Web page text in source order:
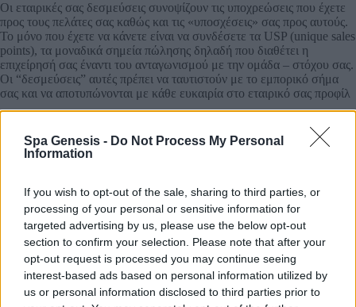
Spa Genesis - Do Not Process My Personal
Information
If you wish to opt-out of the sale, sharing to third parties, or
processing of your personal or sensitive information for
targeted advertising by us, please use the below opt-out
section to confirm your selection. Please note that after your
opt-out request is processed you may continue seeing
interest-based ads based on personal information utilized by
us or personal information disclosed to third parties prior to
Οι εταιρικές σας δεσμεύσεις συνοψίζουν τις υποχρεώσεις που έχετε
προς τους πελάτες σας καθώς και τις «υποσχέσεις» σας προς αυτούς.
Το μόνο που έχετε να κάνετε είναι να συνδέσετε τα USP (unique sales
points), τα μοναδικά σημεία πώλησης δηλαδή που διαθέτει η
επιχείρησή σας έναντι του ανταγωνισμού με την ομάδα – στόχου σας.
Οι “δεσμεύσεις” αυτές πρέπει να ταυτιστούν με το εμπορικό σήμα
σας και να αποτυπώνονται με κάθε ευκαιρία στο εταιρικό σας προφίλ
Οι αξίες της εταιρείας σας θα βοηθήσουν πρώτα απ’ όλα εσάς τους
προτάσεις. Βρείτε τρόπους να τις αναδεικνύεται κάθε μέρα μέσα από
τις δραστηριότητες και τις υπηρεσίες σας.
6. Δημιουργήστε τους Βασικούς Δείκτες Απόδοση της επιχείρησή σας
(KPI) κ
Στο σημείο αυτό πρέπει να προσδιορίσετε με αντικειμενικότητα και
σαφήνεια τη θέση της επιχείρησής σας σε σύγκριση με τους